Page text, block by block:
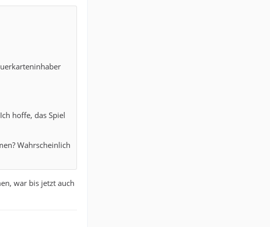
hoffe, das Spiel
Wahrscheinlich
war bis jetzt auch